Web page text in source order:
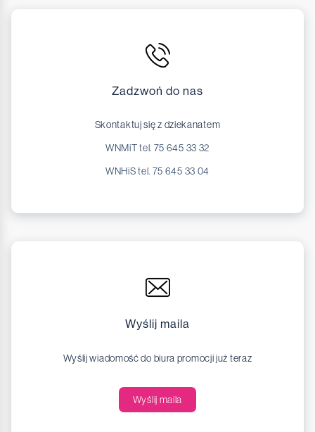
Zadzwoń do nas
Skontaktuj się z dziekanatem
WNMiT tel. 75 645 33 32
WNHiS tel. 75 645 33 04
Wyślij maila
Wyślij wiadomość do biura promocji już teraz
Wyślij maila